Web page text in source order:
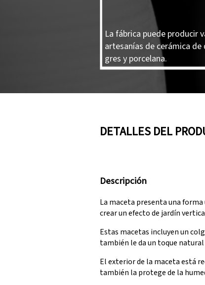
La fábrica puede producir
artesanías de cerámica
gres y porcelana.
DETALLES DEL
Descripción
La maceta presenta una
crear un efecto de jardín
Estas macetas incluyen un
también le da un toque
El exterior de la maceta está
también la protege de la